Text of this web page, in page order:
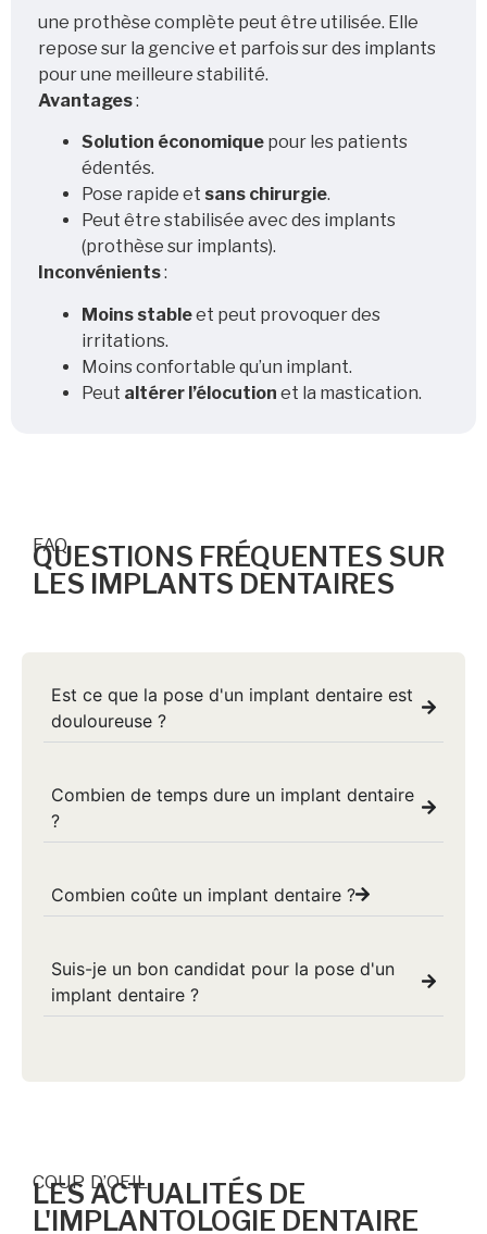
une prothèse complète peut être utilisée. Elle
repose sur la gencive et parfois sur des implants
pour une meilleure stabilité.
Avantages:
Solution économique pour les patients
édentés.
Pose rapide et sans chirurgie.
Peut être stabilisée avec des implants
(prothèse sur implants).
Inconvénients:
Moins stableet peut provoquer des
irritations.
Moins confortable qu’un implant.
Peut altérer l’élocution et la mastication.
FAQ
QUESTIONS FRÉQUENTES SUR
LES IMPLANTS DENTAIRES
Est ce que la pose d'un implant dentaire est
douloureuse ?
Combien de temps dure un implant dentaire
?
Combien coûte un implant dentaire ?
Suis-je un bon candidat pour la pose d'un
implant dentaire ?
COUP D’OEIL
LES ACTUALITÉS DE
L'IMPLANTOLOGIE DENTAIRE